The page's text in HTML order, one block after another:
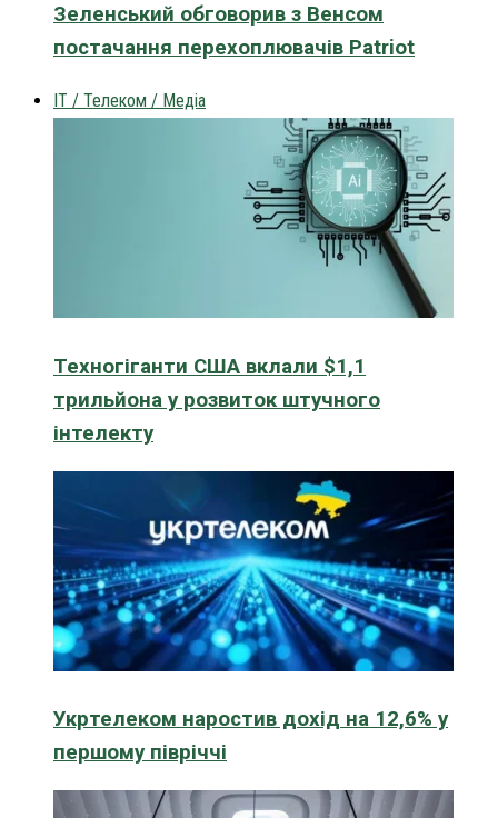
Зеленський обговорив з Венсом
постачання перехоплювачів Patriot
IT / Телеком / Медіа
Техногіганти США вклали $1,1
трильйона у розвиток штучного
інтелекту
Укртелеком наростив дохід на 12,6% у
першому півріччі